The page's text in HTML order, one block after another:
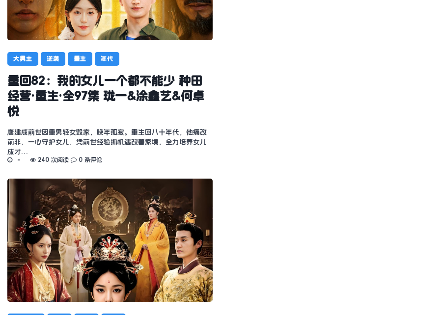
大男主 逆袭 重生 年代
重回82：我的女儿一个都不能少 种田
经营·重生·全97集 珑一&涂鑫艺&何卓
悦
唐建成前世因重男轻女毁家，晚年孤寂。重生回八十年代，他痛改
前非，一心守护女儿，凭前世经验抓机遇改善家境，全力培养女儿
成才…
240 次阅读 0 条评论